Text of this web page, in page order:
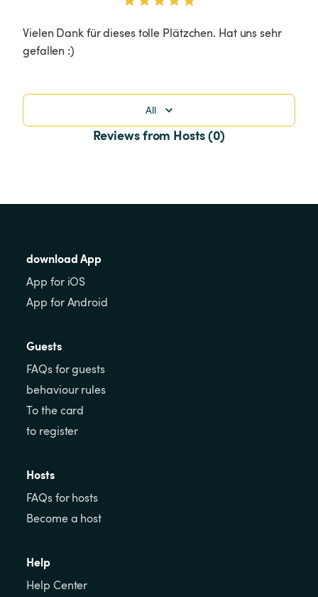
Vielen Dank für dieses tolle Plätzchen. Hat uns sehr
gefallen :)
All
Reviews from Hosts (0)
download App
App for iOS
App for Android
Guests
FAQs for guests
behaviour rules
To the card
to register
Hosts
FAQs for hosts
Become a host
Help
Help Center